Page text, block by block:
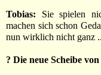
Tobias: Sie spielen
machen sich schon
nun wirklich nicht ganz
? Die neue Scheibe